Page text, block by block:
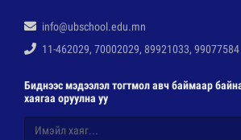
info@ubschool.edu.mn
11-462029, 70002029, 89921033, 99077584
Биднээс мэдээлэл тогтмол авч баймаар
хаягаа оруулна уу